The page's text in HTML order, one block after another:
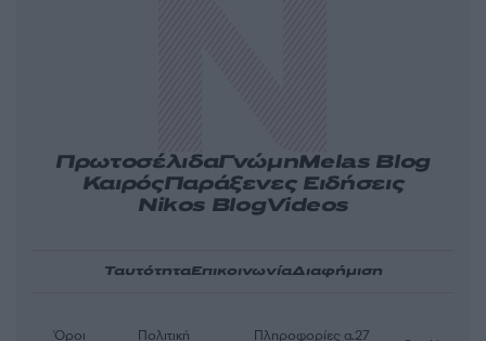
ΠρωτοσέλιδαΓνώμηMelas Blog
ΚαιρόςΠαράξενες Ειδήσεις
Nikos BlogVideos
ΤαυτότηταΕπικοινωνίαΔιαφήμιση
Όροι Πολιτική Πληροφορίες α.27